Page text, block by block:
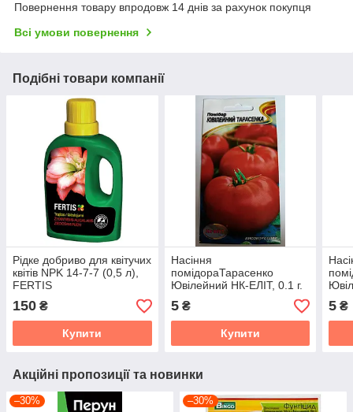
Повернення товару впродовж 14 днів за рахунок покупця
Всі умови повернення
Подібні товари компанії
Рідке добриво для квітучих
квітів NPK 14-7-7 (0,5 л),
FERTIS
150 ₴
Купити
Насіння
помідораТарасенко
Ювілейний НК-ЕЛІТ, 0.1 г.
Термін придатності до
31.10.2026
5₴
Купити
5 ₴
Акційні пропозиції та новинки
–30% –30%